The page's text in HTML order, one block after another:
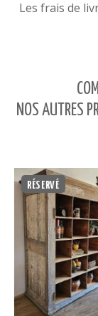
Les frais de
NOS AUTRES
RÉSERVÉ